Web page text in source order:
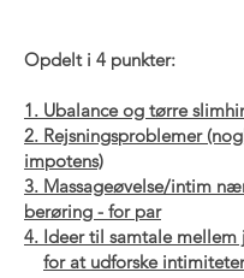
Opdelt i 4 punkter:​​
1. Ubalance og tørre
2. Rejsningsproblemer
impotens)
3. Massageøvelse/intim
berøring - for par
4. Ideer til samtale mellem
for at udforske